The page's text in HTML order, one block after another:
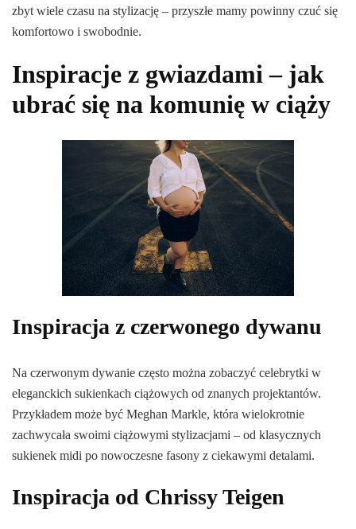
zbyt wiele czasu na stylizację – przyszłe mamy powinny czuć się
komfortowo i swobodnie.
Inspiracje z gwiazdami – jak
ubrać się na komunię w ciąży
Inspiracja z czerwonego dywanu
Na czerwonym dywanie często można zobaczyć celebrytki w
eleganckich sukienkach ciążowych od znanych projektantów.
Przykładem może być Meghan Markle, która wielokrotnie
zachwycała swoimi ciążowymi stylizacjami – od klasycznych
sukienek midi po nowoczesne fasony z ciekawymi detalami.
Inspiracja od Chrissy Teigen